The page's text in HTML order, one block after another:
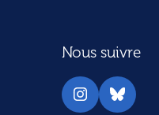
Nous suivre
Instagram